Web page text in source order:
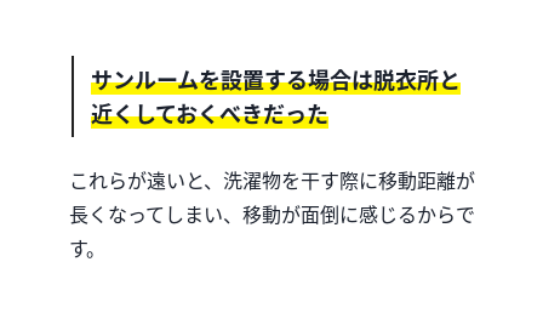
サンルームを設置する場合は脱衣所と
近くしておくべきだった
これらが遠いと、洗濯物を干す際に移動距離が
長くなってしまい、移動が面倒に感じるからで
す。